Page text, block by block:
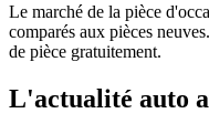
Le marché de la pièce
comparés aux pièces
de pièce gratuitement.
L'actualité auto